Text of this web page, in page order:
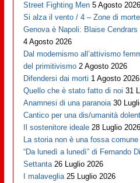
Street Fighting Men 5 Agosto 2026
Si alza il vento / 4 – Zone di morte
Genova è Napoli: Blaise
4 Agosto 2026
Dal modernismo all’attivismo
del primitivismo 2 Agosto 2026
Difendersi dai morti 1 Agosto 2026
Quello che è stato fatto di noi 31
Anamnesi di una paranoia 30
Cantico per una dis/umanità
Il sostenitore ideale 28 Luglio 2026
La storia non è una fossa comune
“Da lunedì a lunedì” di Fernando
Settanta 26 Luglio 2026
I malaveglia 25 Luglio 2026